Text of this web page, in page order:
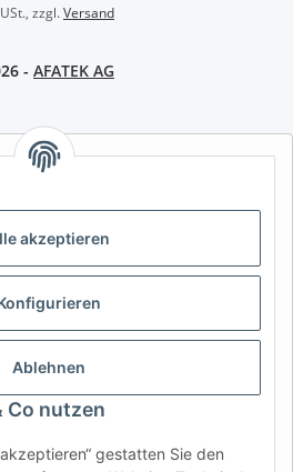
akzeptieren
Ablehnen
Co nutzen
gestatten Sie den
zzgl.Versand
- AFATEK AG
– SELECT REGION & LANGUAGE |
CH (DE)
ES DK PL
USA
CZ
RO HR